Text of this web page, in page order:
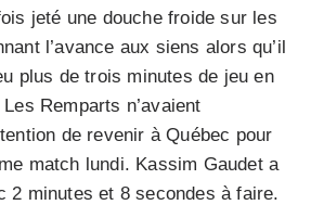
jeté une douche froide sur les
l’avance aux siens alors qu’il
plus de trois minutes de jeu en
Remparts n’avaient
de revenir à Québec pour
match lundi. Kassim Gaudet a
2 minutes et 8 secondes à faire.